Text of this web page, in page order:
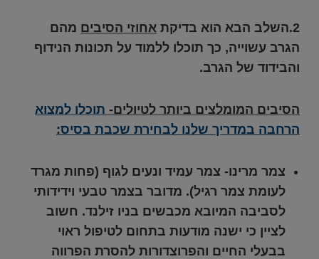
2.השלב הבא הוא בדיקת אחוזי הסיבים מהם
הגרב עשוייה, כך תוכלו ללמוד על תכונות הנידוף
והבידוד של הגרב.
הסיבים המומלצים ביותר לטיולים- תוכלו למצוא
הרחבה במדריך שלנו לבחירת שכבת בסיס:
צמר מרינו- צמר עמיד ונעים לגוף (פחות מגרד
לעומת צמר רגיל). מדובר בצמר טבעי וידידותי
לסביבה המיובא מכבשים בניו זילנד. חשוב
לציין כי ישנה מודעות בתחום לטיפול ראוי
בבעלי החיים והפרוצדורות להסרת הפרווה